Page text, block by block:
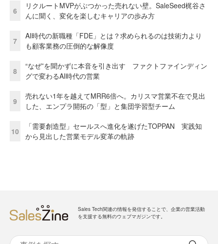
6
リクルートMVPがぶつかった売れない壁。SaleSeed梶谷さ
んに聞く、変化を楽しむキャリアの歩み方
7
AI時代の新職種「FDE」とは？求められるのは技術力より
も顧客業務の圧倒的な解像度
8
“なぜ”を聞かずに本音を引き出す ファクトファインディン
グで変わるAI時代の営業
9
売れない1年を越えてMRR6倍へ。カリスマ営業不在で見出
した、エンプラ開拓の「型」と集団学習型チーム
10
「需要創造型」セールスへ進化を遂げたTOPPAN 実践知
から見出した営業モデル変革の軌跡
Sales Tech関連の情報を発信することで、企業の営業活動
を支援する無料のウェブマガジンです。